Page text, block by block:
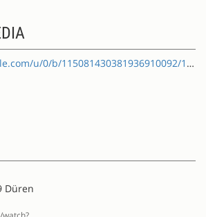
115081430381936910092/115081430381936910092/posts
Düren